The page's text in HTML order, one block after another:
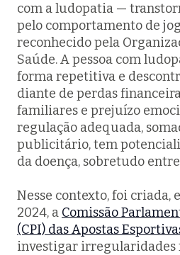
com a ludopatia —
pelo comportamento de
reconhecido pela
Saúde. A pessoa com
forma repetitiva e
diante de perdas
familiares e prejuízo
regulação adequada,
publicitário, tem
da doença, sobretudo
Nesse contexto, foi criada,
2024, a Comissão
(CPI) das Apostas
investigar irregularidades